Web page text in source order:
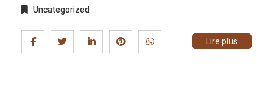
Uncategorized
Lire plus